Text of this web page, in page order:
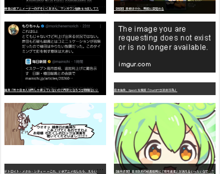
【朗報】美樹さやか、愛国に目覚める
識者「我々日本人は円しか使っていないので円安になろうが問題ない」 日本生命、OpenAIを提訴「ChatGPTが非弁行為」
デ
トロイト・メタル・シティー ⇐これ、いまアニメ化したら、えらいことになってたよな？ 【高市悲報】日本政府の成長戦略に「暗号資産」が消えるいったいなぜ…？